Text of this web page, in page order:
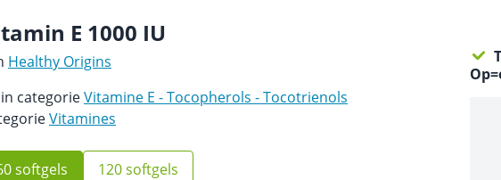
E 1000 IU
Healthy Origins
in categorieVitamine E - Tocopherols - Tocotrienols
Vitamines
softgels
120 softgels